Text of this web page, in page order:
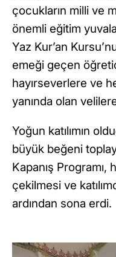
çocukların milli ve
önemli eğitim
Yaz Kur’an
emeği geçen
hayırseverlere ve
yanında olan
Yoğun katılımın
büyük beğeni
Kapanış Programı,
çekilmesi ve
ardından sona erdi.